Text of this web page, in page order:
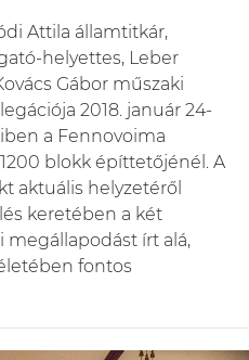
Attila államtitkár,
helyettes, Leber
Gábor műszaki
2018. január 24-
a Fennovoima
blokk építtetőjénél. A
aktuális helyzetéről
keretében a két
írt alá,
fontos